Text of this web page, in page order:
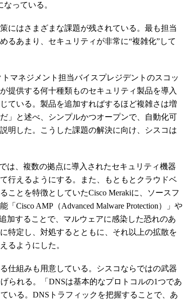
っている。
にはさまざまな課題が残されている。最も担当
るあまり、セキュリティが非常に“複雑化”して
マネジメント担当バイスプレジデントのスコッ
提供する何十種類ものセキュリティ製品を導入
ている。製品を追加すればするほど複雑さは増
」と述べ、シンプルかつオープンで、自動化可
明した。こうした課題の解決に向け、シスコは
は、複数の拠点に導入されたセキュリティ機器
行えるようにする。また、もともとクラウドベ
ことを特徴としていたCisco Merakiに、ソースフ
Cisco AMP（Advanced Malware Protection）」や
加することで、マルウェアに感染した恐れのあ
特定し、対処するとともに、それ以上の拡散を
るようにした。
仕組みも用意している。シスコならではの武器
られる。「DNSは基本的なプロトコルの1つであ
いる。DNSトラフィックを把握することで、あ